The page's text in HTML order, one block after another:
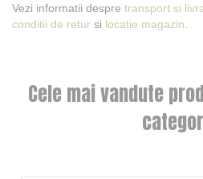
Vezi informatii despre transport si
conditii de retur si locatie magazin
Cele mai vandute